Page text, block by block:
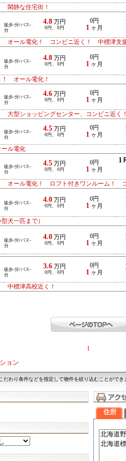
閑静な住宅街！
徒歩-分/バス-
分
4.8万円
0円、 0円
0円
1 ヶ月
オール電化！ コンビニ近く！ 中標津支援
徒歩-分/バス-
分
4.8万円
0円、 0円
0円
1 ヶ月
オール電化！
徒歩-分/バス-
分
4.6万円
0円、 0円
0円
1 ヶ月
型ショッピングセンター、コンビニ近く！
徒歩-分/バス-
分
4.5万円
0円、 0円
0円
1 ヶ月
ル電化
徒歩-分/バス-
分
4.5万円
0円、 0円
0円
1 ヶ月
1
オール電化！ ロフト付きワンルーム！ コ
徒歩-分/バス-
分
4.0万円
0円、 0円
0円
1 ヶ月
犬一匹まで）
徒歩-分/バス-
分
4.0万円
0円、 0円
0円
1 ヶ月
徒歩-分/バス-
分
3.6万円
0円、 0円
0円
1 ヶ月
中標津高校近く！
1
ョン
だわり条件などを指定して物件を絞り込むことができ
住所